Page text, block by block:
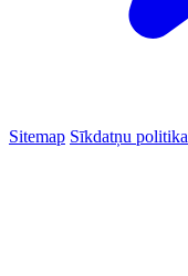
Sitemap Sīkdatņu politika